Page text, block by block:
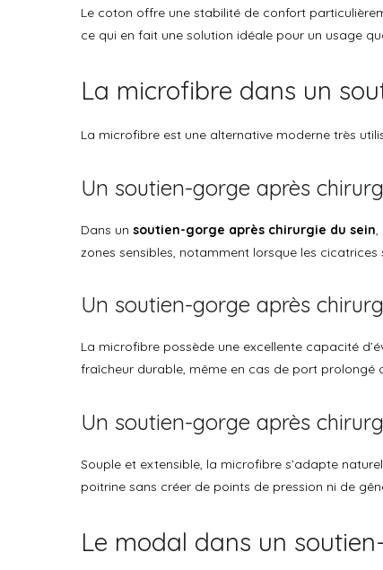
Le coton offre une stabilité de confort
ce qui en fait une solution idéale pour un usage
La microfibre dans un
La microfibre est une alternative moderne très
Un soutien-gorge après
Dans un soutien-gorge après chirurgie du sein
zones sensibles, notamment lorsque les
Un soutien-gorge après
La microfibre possède une excellente capacité
fraîcheur durable, même en cas de port prolongé
Un soutien-gorge après
Souple et extensible, la microfibre s’adapte
poitrine sans créer de points de pression ni de
Le modal dans un